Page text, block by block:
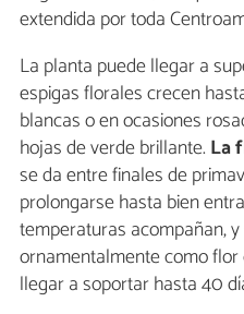
extendida por toda
La planta puede llegar a
espigas florales crecen
blancas o en ocasiones
hojas de verde brillante. La
se da entre finales de
prolongarse hasta bien
temperaturas acompañan,
ornamentalmente como
llegar a soportar hasta 40